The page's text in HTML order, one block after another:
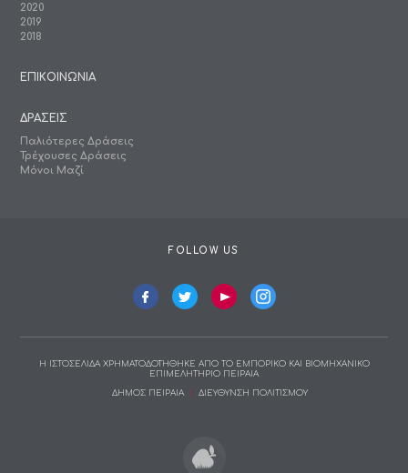
2020
2019
2018
ΕΠΙΚΟΙΝΩΝΙΑ
ΔΡΑΣΕΙΣ
Παλιότερες Δράσεις
Τρέχουσες Δράσεις
Μόνοι Μαζί
FOLLOW US
Η ΙΣΤΟΣΕΛΙΔΑ ΧΡΗΜΑΤΟΔΟΤΗΘΗΚΕ ΑΠΟ ΤΟ ΕΜΠΟΡΙΚΟ ΚΑΙ ΒΙΟΜΗΧΑΝΙΚΟ
ΕΠΙΜΕΛΗΤΗΡΙΟ ΠΕΙΡΑΙΑ
ΔΗΜΟΣ ΠΕΙΡΑΙΑ ΔΙΕΥΘΥΝΣΗ ΠΟΛΙΤΙΣΜΟΥ